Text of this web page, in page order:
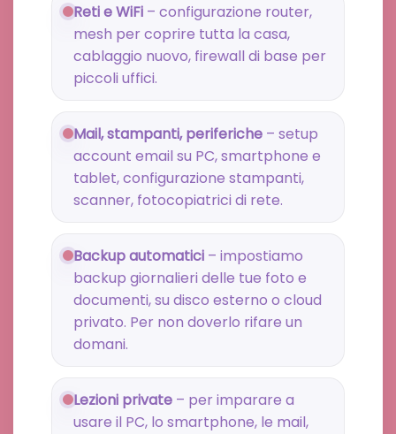
Reti e WiFi – configurazione router,
mesh per coprire tutta la casa,
cablaggio nuovo, firewall di base per
piccoli uffici.
Mail, stampanti, periferiche – setup
account email su PC, smartphone e
tablet, configurazione stampanti,
scanner, fotocopiatrici di rete.
Backup automatici – impostiamo
backup giornalieri delle tue foto e
documenti, su disco esterno o cloud
privato. Per non doverlo rifare un
domani.
Lezioni private – per imparare a
usare il PC, lo smartphone, le mail,